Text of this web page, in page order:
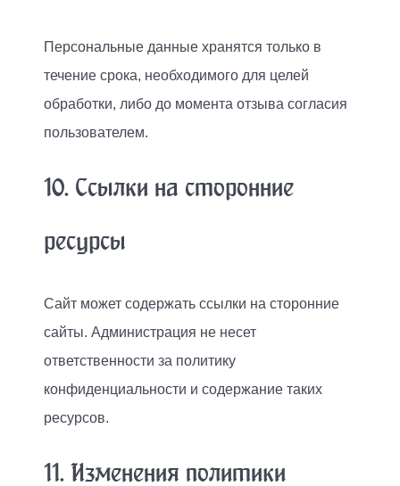
Персональные данные хранятся только в
течение срока, необходимого для целей
обработки, либо до момента отзыва согласия
пользователем.
10. Ссылки на сторонние
ресурсы
Сайт может содержать ссылки на сторонние
сайты. Администрация не несет
ответственности за политику
конфиденциальности и содержание таких
ресурсов.
11. Изменения политики